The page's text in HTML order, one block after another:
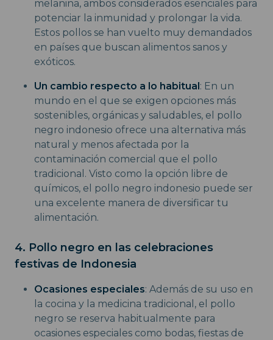
melanina, ambos considerados esenciales para
potenciar la inmunidad y prolongar la vida.
Estos pollos se han vuelto muy demandados
en países que buscan alimentos sanos y
exóticos.
Un cambio respecto a lo habitual : En un
mundo en el que se exigen opciones más
sostenibles, orgánicas y saludables, el pollo
negro indonesio ofrece una alternativa más
natural y menos afectada por la
contaminación comercial que el pollo
tradicional. Visto como la opción libre de
químicos, el pollo negro indonesio puede ser
una excelente manera de diversificar tu
alimentación.
4. Pollo negro en las celebraciones
festivas de Indonesia
Ocasiones especiales: Además de su uso en
la cocina y la medicina tradicional, el pollo
negro se reserva habitualmente para
ocasiones especiales como bodas, fiestas de